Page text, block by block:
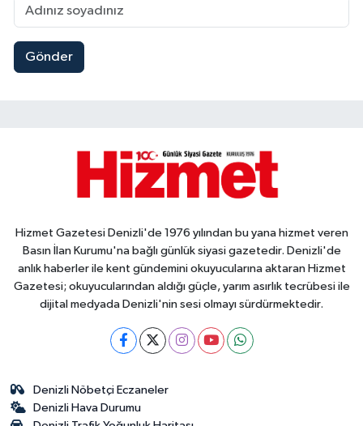
Gönder
Hizmet Gazetesi Denizli'de 1976 yılından bu yana hizmet veren
Basın İlan Kurumu'na bağlı günlük siyasi gazetedir. Denizli'de
anlık haberler ile kent gündemini okuyucularına aktaran Hizmet
Gazetesi; okuyucularından aldığı güçle, yarım asırlık tecrübesi ile
dijital medyada Denizli'nin sesi olmayı sürdürmektedir.
Denizli Nöbetçi Eczaneler
Denizli Hava Durumu